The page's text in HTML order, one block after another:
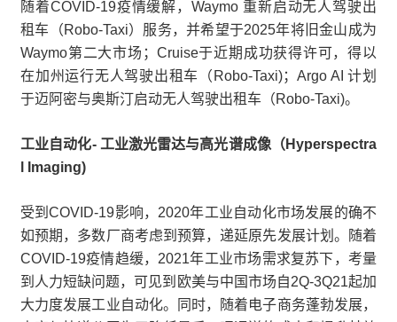
随着COVID-19疫情缓解，Waymo 重新启动无人驾驶出
租车（Robo-Taxi）服务，并希望于2025年将旧金山成为
Waymo第二大市场；Cruise于近期成功获得许可，得以
在加州运行无人驾驶出租车（Robo-Taxi)；Argo AI 计划
于迈阿密与奥斯汀启动无人驾驶出租车（Robo-Taxi)。
工业自动化- 工业激光雷达与高光谱成像（Hyperspectra
l Imaging)
受到COVID-19影响，2020年工业自动化市场发展的确不
如预期，多数厂商考虑到预算，递延原先发展计划。随着
COVID-19疫情趋缓，2021年工业市场需求复苏下，考量
到人力短缺问题，可见到欧美与中国市场自2Q-3Q21起加
大力度发展工业自动化。同时，随着电子商务蓬勃发展，